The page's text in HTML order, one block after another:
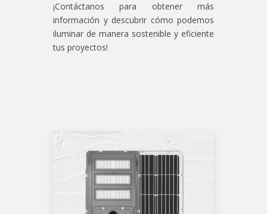
¡Contáctanos para obtener más
información y descubrir cómo podemos
iluminar de manera sostenible y eficiente
tus proyectos!